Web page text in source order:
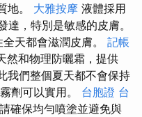
地。 大雅按摩 液體採用
，特別是敏感的皮膚。
天都會滋潤皮膚。 記帳
然和物理防曬霜，提供
我們整個夏天都不會保持
劑可以實用。 台胞證 台
確保均勻噴塗並避免與